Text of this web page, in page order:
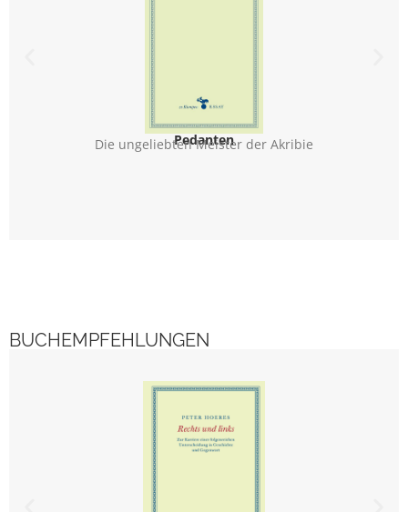
Pedanten
Die ungeliebten Meister der Akribie
BUCHEMPFEHLUNGEN